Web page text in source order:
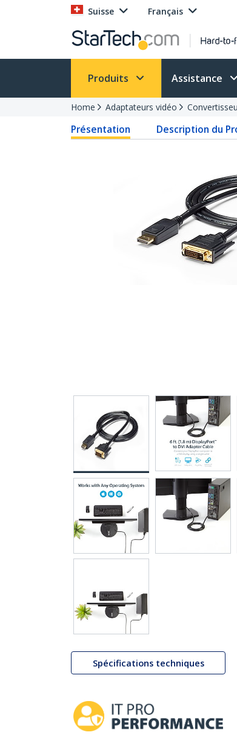
Suisse Français
Produits Assistance
Home Adaptateurs vidéo
Présentation Description du
Spécifications techniques